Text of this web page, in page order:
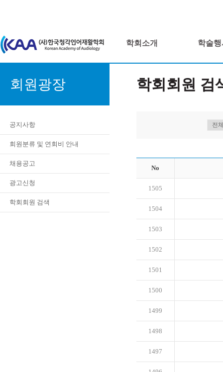
학회소개 학술행
회원광장
공지사항
회원분류 및 연회비 안내
채용공고
광고신청
학회회원 검색
학회회원 검
No
1505
1504
1503
1502
1501
1500
1499
1498
1497